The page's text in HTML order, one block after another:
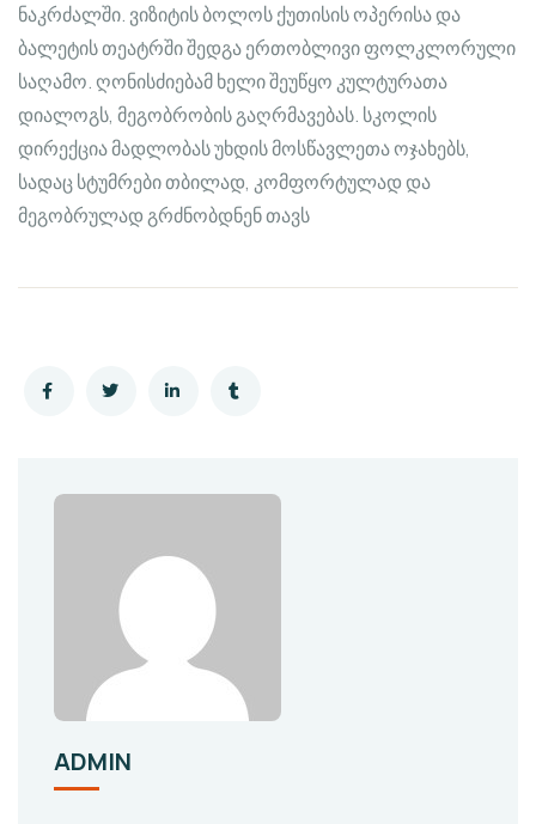
ნაკრძალში. ვიზიტის ბოლოს ქუთისის ოპერისა და
ბალეტის თეატრში შედგა ერთობლივი ფოლკლორული
საღამო. ღონისძიებამ ხელი შეუწყო კულტურათა
დიალოგს, მეგობრობის გაღრმავებას. სკოლის
დირექცია მადლობას უხდის მოსწავლეთა ოჯახებს,
სადაც სტუმრები თბილად, კომფორტულად და
მეგობრულად გრძნობდნენ თავს
ADMIN